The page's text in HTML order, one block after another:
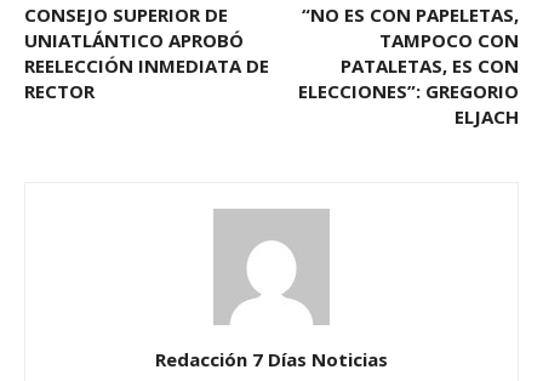
CONSEJO SUPERIOR DE
UNIATLÁNTICO APROBÓ
REELECCIÓN INMEDIATA DE
RECTOR
“NO ES CON PAPELETAS,
TAMPOCO CON
PATALETAS, ES CON
ELECCIONES”: GREGORIO
ELJACH
Redacción 7 Días Noticias